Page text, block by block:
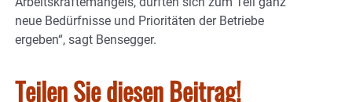
neue Bedürfnisse und Prioritäten der Betriebe
ergeben“, sagt Bensegger.
Teilen Sie diesen Beitrag!